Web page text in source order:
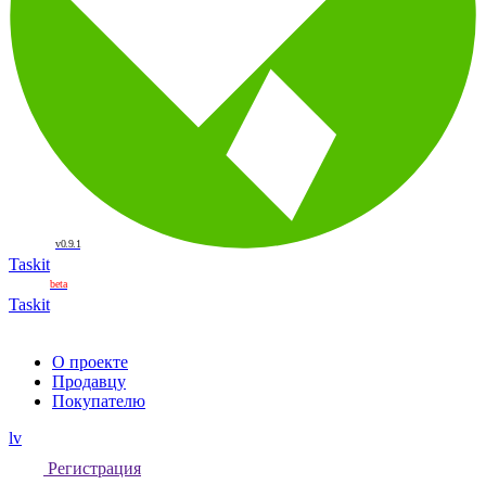
Taskit
v0.9.1
Taskit
beta
О проекте
Продавцу
Покупателю
lv
Регистрация